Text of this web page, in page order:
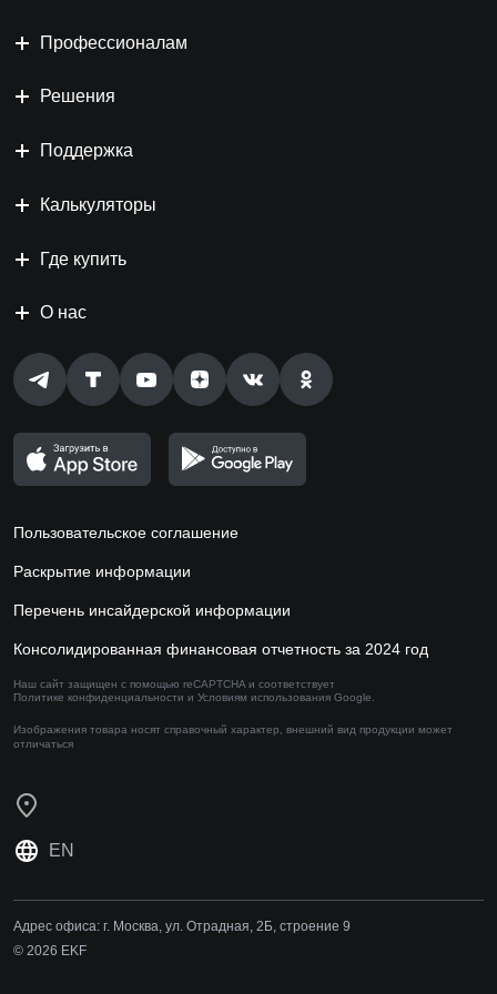
Профессионалам
Решения
Поддержка
Калькуляторы
Где купить
О нас
Пользовательское соглашение
Раскрытие информации
Перечень инсайдерской информации
Консолидированная финансовая отчетность за 2024 год
Наш сайт защищен с помощью reCAPTCHA и соответствует
Политике конфиденциальности и Условиям использования Google.
Изображения товара носят справочный характер, внешний вид продукции может
отличаться
EN
Адрес офиса: г. Москва, ул. Отрадная, 2Б, строение 9
© 2026 EKF